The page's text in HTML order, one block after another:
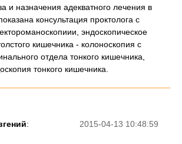
и назначения адекватного лечения в
консультация проктолога с
эндоскопическое
кишечника - колоноскопия с
отдела тонкого кишечника,
тонкого кишечника.
2015-04-13 10:48:59
: